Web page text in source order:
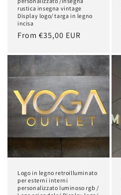
rustica insegna vintage
Display logo/ targa in legno
incisa
Regular
From €35,00 EUR
Logo in legno retroilluminato
per esterni interni
personalizzato luminoso rgb /